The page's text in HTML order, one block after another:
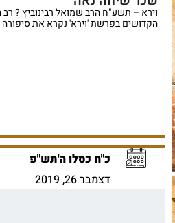
וירא – תשע"ח הרב שמואל רבינוביץ ?
הקדושים בפרשת 'וירא' נקרא את
כ"ח כסלו ה'תש"פ
דצמבר 26, 2019